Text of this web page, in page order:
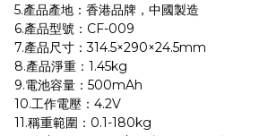
5.產品產地：香港品牌，中國製造
6.產品型號：CF-009
7.產品尺寸：314.5×290×24.5mm
8.產品淨重：1.45kg
9.電池容量：500mAh
10.工作電壓：4.2V
11.稱重範圍：0.1-180kg